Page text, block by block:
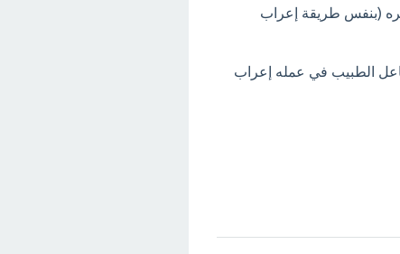
(بنفس طريقة إعراب
الطبيب في عمله إعراب